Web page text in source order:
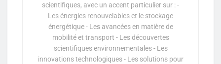
scientifiques, avec un accent particulier sur : -
Les énergies renouvelables et le stockage
énergétique - Les avancées en matière de
mobilité et transport - Les découvertes
scientifiques environnementales - Les
innovations technologiques - Les solutions pour